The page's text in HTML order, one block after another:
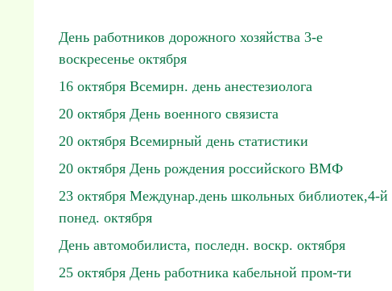
День работников дорожного хозяйства 3-е
воскресенье октября
16 октября Всемирн. день анестезиолога
20 октября День военного связиста
20 октября Всемирный день статистики
20 октября День рождения российского ВМФ
23 октября Междунар.день школьных библиотек,4-й
понед. октября
День автомобилиста, последн. воскр. октября
25 октября День работника кабельной пром-ти